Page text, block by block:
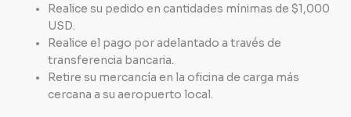
Realice su pedido en cantidades mínimas de $1,000
USD.
Realice el pago por adelantado a través de
transferencia bancaria.
Retire su mercancía en la oficina de carga más
cercana a su aeropuerto local.